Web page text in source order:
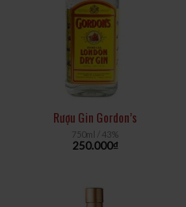
Rượu Gin Gordon’s
750ml / 43%
250.000₫